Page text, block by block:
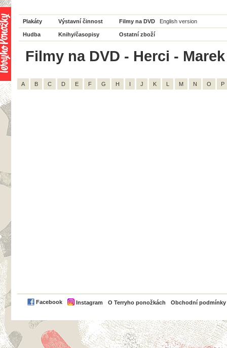
Plakáty Výstavní činnost Filmy na DVD English version
Hudba Knihy/časopisy Ostatní zboží
Filmy na DVD - Herci -
A B C D E F G H I J K L M N O P
Facebook Instagram O Terryho ponožkách Obchodní podmínky
PayPal